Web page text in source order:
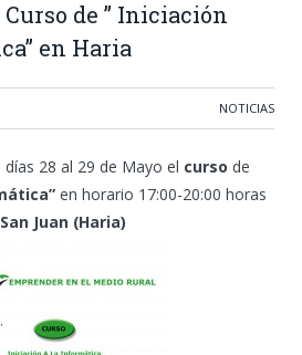
de ” Iniciación
en Haria
NOTICIAS
28 al 29 de Mayo el curso de
en horario 17:00-20:00 horas
Juan (Haria)